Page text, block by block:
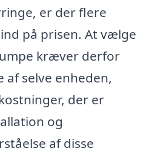
er der flere
på prisen. At vælge
kræver derfor
af selve enheden,
der er
og
af disse